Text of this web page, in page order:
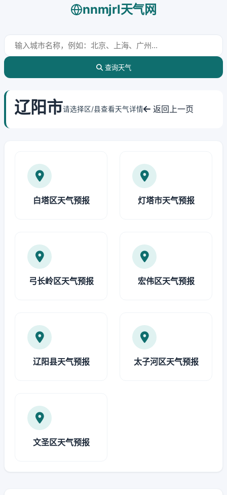
nnmjrl天气网
查询天气
辽阳市请选择区/县查看天气详情 返回上一页
白塔区天气预报 灯塔市天气预报
弓长岭区天气预报 宏伟区天气预报
辽阳县天气预报 太子河区天气预报
文圣区天气预报